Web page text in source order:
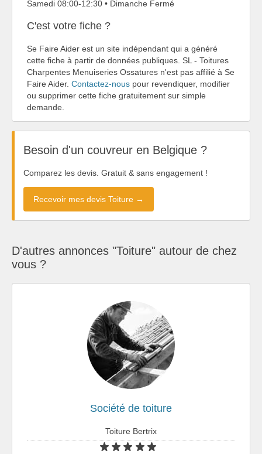
Samedi 08:00-12:30 • Dimanche Fermé
C'est votre fiche ?
Se Faire Aider est un site indépendant qui a généré
cette fiche à partir de données publiques. SL - Toitures
Charpentes Menuiseries Ossatures n'est pas affilié à Se
Faire Aider. Contactez-nous pour revendiquer, modifier
ou supprimer cette fiche gratuitement sur simple
demande.
Besoin d'un couvreur en Belgique ?
Comparez les devis. Gratuit & sans engagement !
Recevoir mes devis Toiture →
D'autres annonces "Toiture" autour de chez
vous ?
Société de toiture
Toiture Bertrix